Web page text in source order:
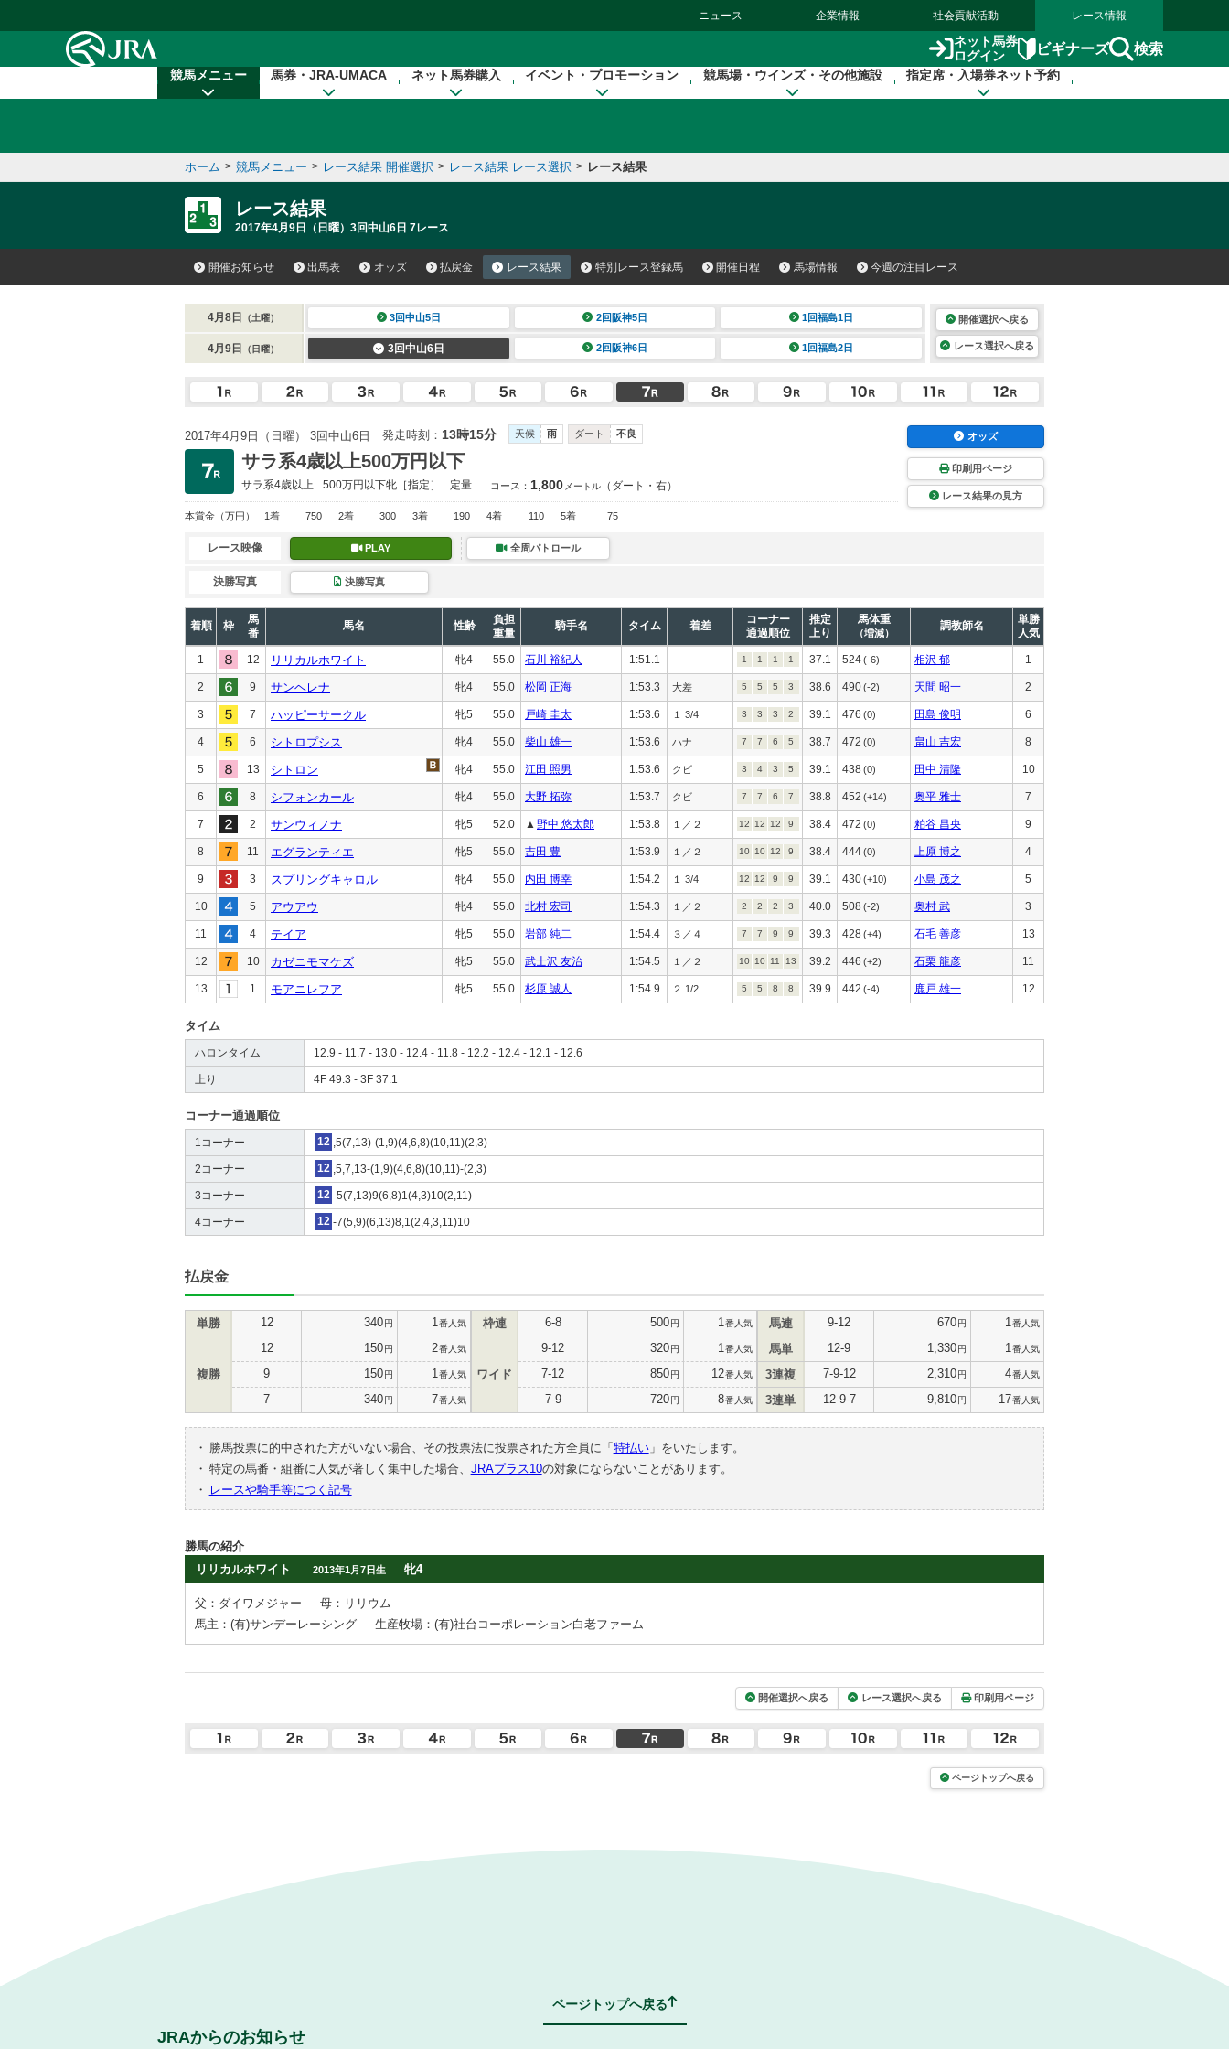
ニュース 企業情報 社会貢献活動 レース情報
ネット馬券
ログイン
ビギナーズ 検索
競馬メニュー 馬券・JRA-UMACA ネット馬券購入 イベント・プロモーション 競馬場・ウインズ・その他施設 指定席・入場券ネット予約
ホーム > 競馬メニュー > レース結果 開催選択 > レース結果 レース選択 > レース結果
レース結果
2017年4月9日（日曜）3回中山6日 7レース
開催お知らせ 出馬表 オッズ 払戻金 レース結果 特別レース登録馬 開催日程 馬場情報 今週の注目レース
4月8日 （土曜） 3回中山5日 2回阪神5日 1回福島1日
4月9日 （日曜） 3回中山6日 2回阪神6日 1回福島2日
開催選択へ戻る
レース選択へ戻る
2017年4月9日（日曜） 3回中山6日 発走時刻： 13時15分 天候 雨 ダート 不良
サラ系4歳以上500万円以下
サラ系4歳以上 500万円以下牝［指定］ 定量 コース： 1,800 メートル （ダート・右）
本賞金 （万円） 1着 750 2着 300 3着 190 4着 110 5着 75
オッズ
印刷用ページ
レース結果の見方
レース映像 PLAY 全周パトロール
決勝写真 決勝写真
着順 枠
馬
番
馬名 性齢
負担
重量
騎手名 タイム 着差
コーナー
通過順位
推定
上り
馬体重
（増減）
調教師名
単勝
人気
1 12 リリカルホワイト 牝4 55.0 石川 裕紀人 1:51.1 1 1 1 1 37.1 524(-6) 相沢 郁 1
2 9 サンヘレナ 牝4 55.0 松岡 正海 1:53.3 大差 5 5 5 3 38.6 490(-2) 天間 昭一 2
3 7 ハッピーサークル 牝5 55.0 戸崎 圭太 1:53.6 １ 3/4 3 3 3 2 39.1 476 (0) 田島 俊明 6
4 6 シトロプシス 牝4 55.0 柴山 雄一 1:53.6 ハナ 7 7 6 5 38.7 472 (0) 畠山 吉宏 8
5 13 シトロン 牝4 55.0 江田 照男 1:53.6 クビ 3 4 3 5 39.1 438(0) 田中 清隆 10
6 8 シフォンカール 牝4 55.0 大野 拓弥 1:53.7 クビ 7 7 6 7 38.8 452 (+14) 奥平 雅士 7
7 2 サンウィノナ 牝5 52.0 ▲ 野中 悠太郎 1:53.8 １／２ 12 12 12 9 38.4 472 (0) 粕谷 昌央 9
8 11 エグランティエ 牝5 55.0 吉田 豊 1:53.9 １／２ 10 10 12 9 38.4 444(0) 上原 博之 4
9 3 スプリングキャロル 牝4 55.0 内田 博幸 1:54.2 １ 3/4 12 12 9 9 39.1 430(+10) 小島 茂之 5
10 5 アウアウ 牝4 55.0 北村 宏司 1:54.3 １／２ 2 2 2 3 40.0 508 (-2) 奥村 武 3
11 4 テイア 牝5 55.0 岩部 純二 1:54.4 ３／４ 7 7 9 9 39.3 428(+4) 石毛 善彦 13
12 10 カゼニモマケズ 牝5 55.0 武士沢 友治 1:54.5 １／２ 10 10 11 13 39.2 446 (+2) 石栗 龍彦 11
13 1 モアニレフア 牝5 55.0 杉原 誠人 1:54.9 ２ 1/2 5 5 8 8 39.9 442 (-4) 鹿戸 雄一 12
タイム
ハロンタイム 12.9 - 11.7 - 13.0 - 12.4 - 11.8 - 12.2 - 12.4 - 12.1 - 12.6
上り 4F 49.3 - 3F 37.1
コーナー通過順位
1コーナー 12 ,5(7,13)-(1,9)(4,6,8)(10,11)(2,3)
2コーナー 12 ,5,7,13-(1,9)(4,6,8)(10,11)-(2,3)
3コーナー 12 -5(7,13)9(6,8)1(4,3)10(2,11)
4コーナー 12 -7(5,9)(6,13)8,1(2,4,3,11)10
払戻金
単勝 12 340円 1 番人気
複勝
12 150円 2番人気
9 150円 1 番人気
7 340円 7番人気
枠連 6-8 500円 1 番人気
ワイド
9-12 320円 1 番人気
7-12 850円 12番人気
7-9 720円 8番人気
馬連 9-12 670円 1 番人気
馬単 12-9 1,330円 1 番人気
3連複 7-9-12 2,310円 4番人気
3連単 12-9-7 9,810円 17番人気
・ 勝馬投票に的中された方がいない場合、その投票法に投票された方全員に「 特払い」をいたします。
・ 特定の馬番・組番に人気が著しく集中した場合、 JRAプラス10の対象にならないことがあります。
・
レースや騎手等につく記号
勝馬の紹介
リリカルホワイト
2013年1月7日生 牝4
父：ダイワメジャー
母：リリウム
馬主：(有)サンデーレーシング
生産牧場：(有)社台コーポレーション白老ファーム
開催選択へ戻る レース選択へ戻る 印刷用ページ
ページトップへ戻る
ページトップへ戻る
JRAからのお知らせ